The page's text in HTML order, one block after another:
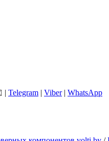
| Telegram | Viber| WhatsApp